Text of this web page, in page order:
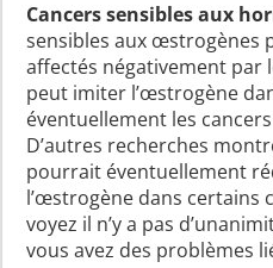
Cancers sensibles aux
sensibles aux œstrogènes
affectés négativement par
peut imiter l’œstrogène
éventuellement les
D’autres recherches
pourrait éventuellement
l’œstrogène dans certains
voyez il n’y a pas
vous avez des problèmes